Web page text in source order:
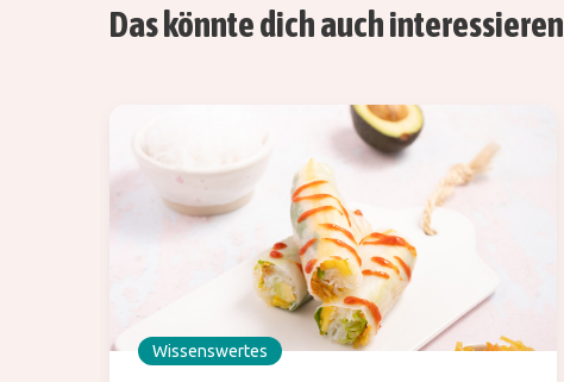
Das könnte dich auch interessieren
Wissenswertes